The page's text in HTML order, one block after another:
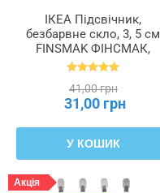
ІКЕА Підсвічник,
безбарвне скло, 3, 5 см
FINSMAK ФІНСМАК,
004.709.82
41,00 грн
31,00 грн
У КОШИК
Акція